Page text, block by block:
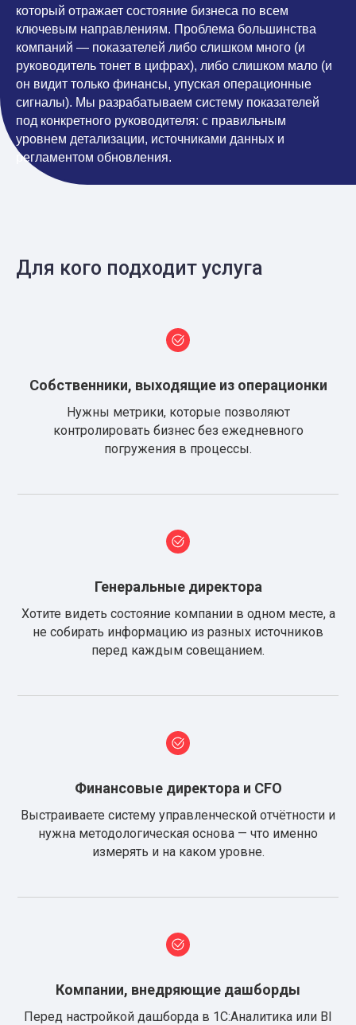
который отражает состояние бизнеса по всем
ключевым направлениям. Проблема большинства
компаний — показателей либо слишком много (и
руководитель тонет в цифрах), либо слишком мало (и
он видит только финансы, упуская операционные
сигналы). Мы разрабатываем систему показателей
под конкретного руководителя: с правильным
уровнем детализации, источниками данных и
регламентом обновления.
Для кого подходит услуга
Собственники, выходящие из операционки
Нужны метрики, которые позволяют
контролировать бизнес без ежедневного
погружения в процессы.
Генеральные директора
Хотите видеть состояние компании в одном месте, а
не собирать информацию из разных источников
перед каждым совещанием.
Финансовые директора и CFO
Выстраиваете систему управленческой отчётности и
нужна методологическая основа — что именно
измерять и на каком уровне.
Компании, внедряющие дашборды
Перед настройкой дашборда в 1С:Аналитика или BI